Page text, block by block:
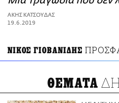
ΑΜΠΑ
PRINT
ΑΚΗΣ ΚΑΤΣΟΥΔΑΣ
19.6.2019
ΝΙΚΟΣ ΓΙΟΒΑΝΙΔΗΣ
ΘΕΜΑΤΑ